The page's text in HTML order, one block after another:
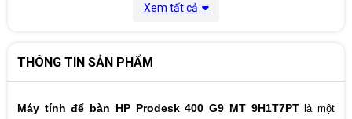
Kết nối mạng Langigabit, Wifi + bluetooth
Hệ điều hành Windows 11 Home 64bit
Xem tất cả
THÔNG TIN SẢN PHẨM
Máy tính để bàn HP Prodesk 400 G9 MT 9H1T7PTlà một